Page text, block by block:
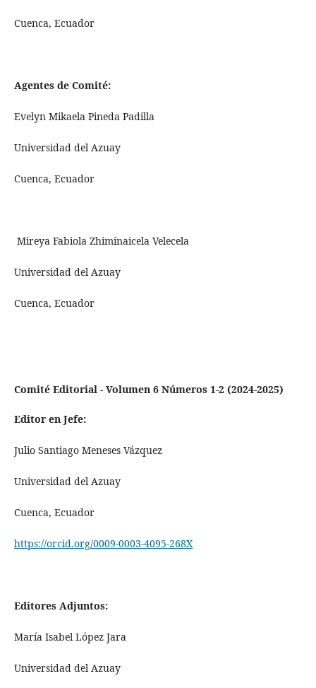
Cuenca, Ecuador
Agentes de Comité:
Evelyn Mikaela Pineda Padilla
Universidad del Azuay
Cuenca, Ecuador
Mireya Fabiola Zhiminaicela Velecela
Universidad del Azuay
Cuenca, Ecuador
Comité Editorial - Volumen 6 Números 1-2 (2024-2025)
Editor en Jefe:
Julio Santiago Meneses Vázquez
Universidad del Azuay
Cuenca, Ecuador
https://orcid.org/0009-0003-4095-268X
Editores Adjuntos:
María Isabel López Jara
Universidad del Azuay